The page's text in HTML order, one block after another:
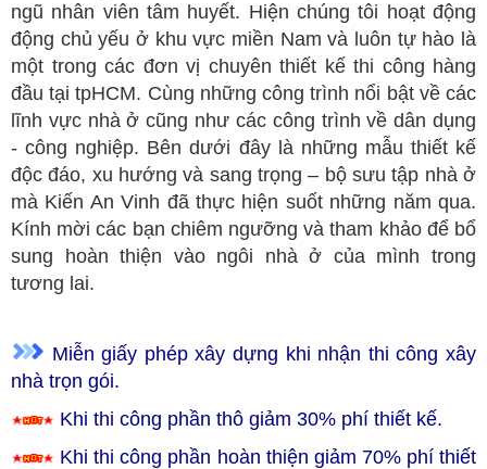
ngũ nhân viên tâm huyết. Hiện chúng tôi hoạt động
động chủ yếu ở khu vực miền Nam và luôn tự hào là
một trong các đơn vị chuyên thiết kế thi công hàng
đầu tại tpHCM. Cùng những công trình nổi bật về các
lĩnh vực nhà ở cũng như các công trình về dân dụng
- công nghiệp. Bên dưới đây là những mẫu thiết kế
độc đáo, xu hướng và sang trọng – bộ sưu tập nhà ở
mà Kiến An Vinh đã thực hiện suốt những năm qua.
Kính mời các bạn chiêm ngưỡng và tham khảo để bổ
sung hoàn thiện vào ngôi nhà ở của mình trong
tương lai.
Miễn giấy phép xây dựng khi nhận thi công xây
nhà trọn gói.
Khi thi công phần thô giảm 30% phí thiết kế.
Khi thi công phần hoàn thiện giảm 70% phí thiết